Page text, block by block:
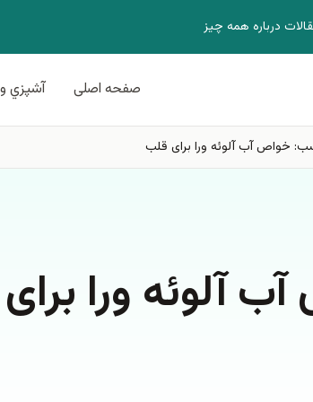
درباره همه چيز
صفحه اصلی آشپزي
خواص آب آلوئه ورا برای قلب
آلوئه ورا